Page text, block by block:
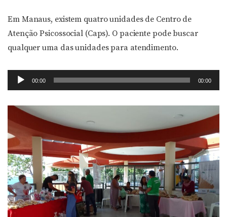
Em Manaus, existem quatro unidades de Centro de
Atenção Psicossocial (Caps). O paciente pode buscar
qualquer uma das unidades para atendimento.
Tocador
de
áudio
00:00 00:00